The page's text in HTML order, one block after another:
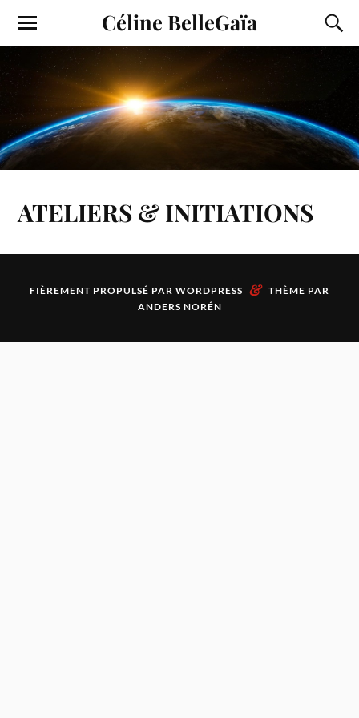
Céline BelleGaïa
ATELIERS & INITIATIONS
FIÈREMENT PROPULSÉ PAR WORDPRESS & THÈME PAR
ANDERS NORÉN